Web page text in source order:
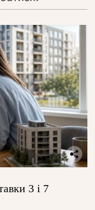
3 і 7